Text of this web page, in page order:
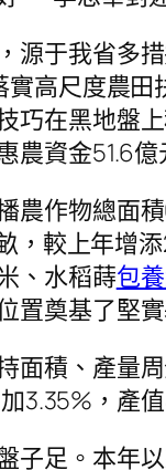
源于我省多
實高尺度農
巧在黑地盤
農資金51.6
農作物總面
，較上年增
、水稻蒔包
置奠基了堅實
面積、產量
3.35%，產
子足。本年